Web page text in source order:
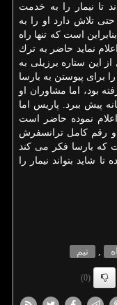
تا نیمار را به خدمت
تلاش دارد او را به
است كه تنها راه
نماید حاضر به ترك
این ستاره برزیلی به
برای پیوستن به بارسا
بود، اما مشاوران او
پیش ببرد. پاریس اما
نموده حاضر است
و رقم كامل ترانسفرش
است كه بارسا فكر می كند
شاید بتواند نیمار را
, تیم
(0)